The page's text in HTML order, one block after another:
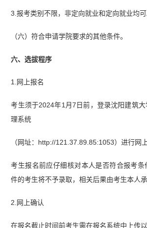
3.报考类别不限，非定向就业和定向就业均可
（六）符合申请学院要求的其他条件。
六、选拔程序
1.网上报名
考生须于2024年1月7日前，登录沈阳建筑
理系统
（网址：http://121.37.89.85:1053）进行网
考生报名前应仔细核对本人是否符合报考
件的考生将不予录取，相关后果由考生本人承
2.网上确认
在报名截止时间前考生需在报名系统中上传以